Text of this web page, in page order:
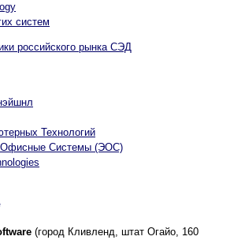
систем
российского рынка СЭД
Технологий
Офисные Системы (ЭОС)
(город Кливленд, штат Огайо, 160